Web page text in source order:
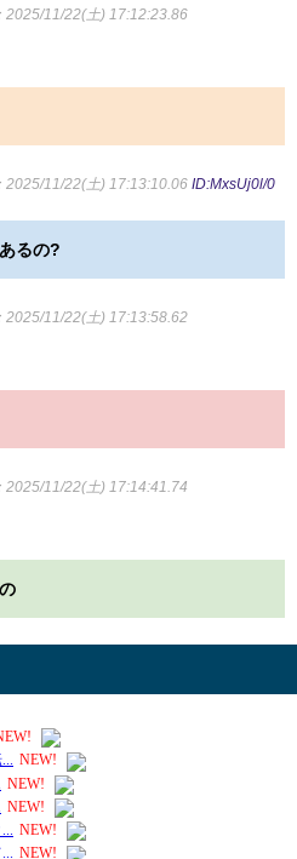
：2025/11/22(土) 17:12:23.86
：2025/11/22(土) 17:13:10.06 ID:MxsUj0l/0
るの?
：2025/11/22(土) 17:13:58.62
：2025/11/22(土) 17:14:41.74